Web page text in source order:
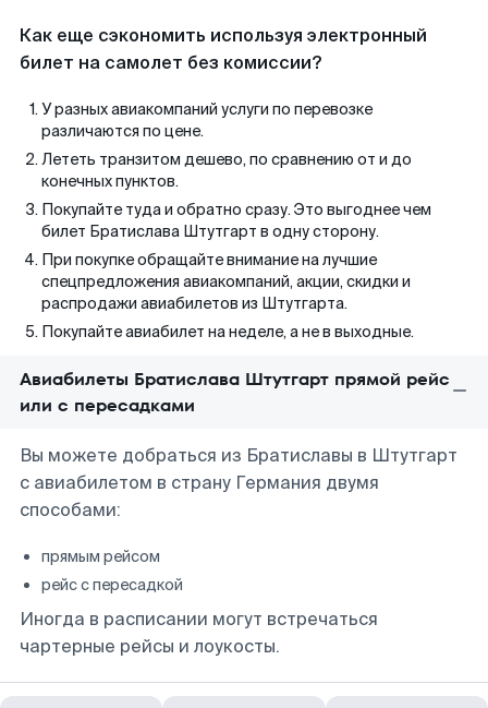
Как еще сэкономить используя электронный
билет на самолет без комиссии?
У разных авиакомпаний услуги по перевозке
различаются по цене.
Лететь транзитом дешево, по сравнению от и до
конечных пунктов.
Покупайте туда и обратно сразу. Это выгоднее чем
билет Братислава Штутгарт в одну сторону.
При покупке обращайте внимание на лучшие
спецпредложения авиакомпаний, акции, скидки и
распродажи авиабилетов из Штутгарта.
Покупайте авиабилет на неделе, а не в выходные.
Авиабилеты Братислава Штутгарт прямой рейс
или с пересадками
Вы можете добраться из Братиславы в Штутгарт
с авиабилетом в страну Германия двумя
способами:
прямым рейсом
рейс с пересадкой
Иногда в расписании могут встречаться
чартерные рейсы и лоукосты.